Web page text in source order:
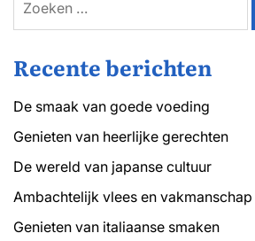
naar:
Recente berichten
De smaak van goede voeding
Genieten van heerlijke gerechten
De wereld van japanse cultuur
Ambachtelijk vlees en vakmanschap
Genieten van italiaanse smaken